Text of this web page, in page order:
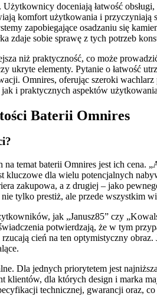
doceniają łatwość
komfort użytkowania i przyczyniają
zapobiegające osadzaniu się
zdaje sobie sprawę z tych potrzeb
niż praktyczność, co może
ukryte elementy. Pytanie o
Omnires, oferując szeroki
i praktycznych aspektów
Baterii Omnires
temat baterii Omnires jest ich
dla wielu potencjalnych
zakupowa, a z drugiej – jako
tylko prestiż, ale przede wszystkim
jak „Janusz85” czy
potwierdzają, że w tym
cień na ten optymistyczny
Dla jednych priorytetem jest
klientów, dla których design i marka
technicznej, gwarancji oraz,